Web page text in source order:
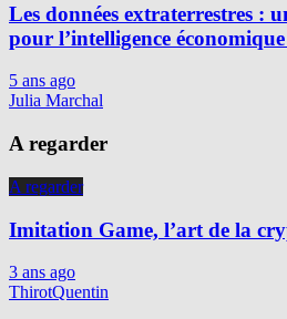
Les données extraterrestres :
pour l’intelligence
5 ans ago
Julia Marchal
A regarder
A regarder
Imitation Game, l’art de la
3 ans ago
ThirotQuentin